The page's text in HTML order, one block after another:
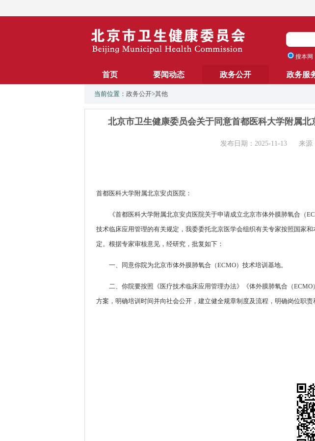
搜本网
首页 要闻动态 政务公开 政务服
当前位置： 政务公开>其他
北京市卫生健康委员会关于同意首都医科大学附属
发布日期：2025-11-13 来源
首都医科大学附属北京安贞医院：
《首都医科大学附属北京安贞医院关于申请成立北京市体外膜肺氧合（
技术临床应用管理的有关规定，我委委托北京医学会组织有关专家按照国家
定。根据专家审核意见，经研究，批复如下：
一、同意你院为北京市体外膜肺氧合（ECMO）技术培训基地。
二、你院要按照《医疗技术临床应用管理办法》《体外膜肺氧合（
方案，明确培训时间并向社会公开，建立健全规章制度及流程，明确岗位职